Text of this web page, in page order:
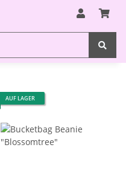
AUF LAGER